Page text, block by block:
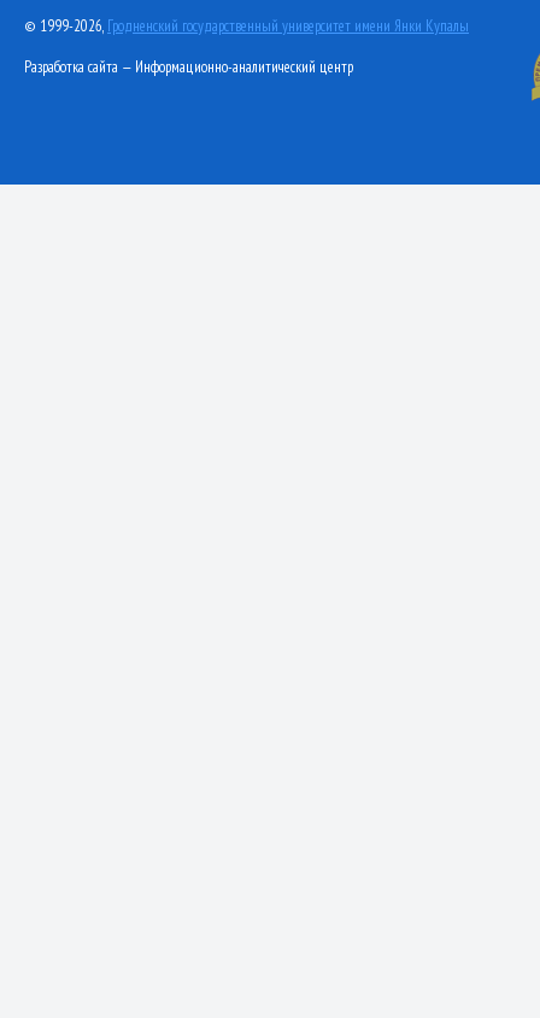
© 1999-2026, Гродненский государственный университет имени Янки Купалы
Разработка сайта — Информационно-аналитический центр